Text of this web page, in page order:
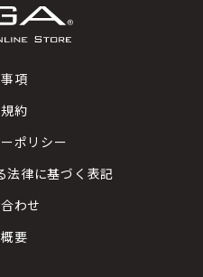
項
約
ポリシー
法律に基づく表記
わせ
要